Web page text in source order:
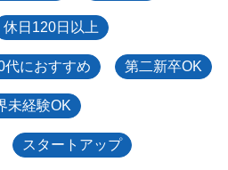
休日120日以上
代におすすめ 第二新卒OK
未経験OK
スタートアップ